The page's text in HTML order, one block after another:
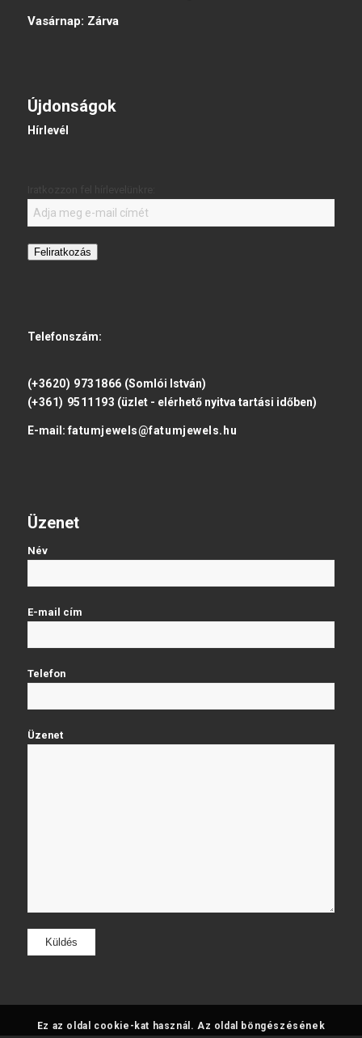
Vasárnap: Zárva
Újdonságok
Hírlevél
Feliratkozás
Telefonszám:
(+3620) 9731866 (Somlói István)
(+361) 9511193 (üzlet - elérhető nyitva tartási időben)
E-mail: fatumjewels@fatumjewels.hu
Üzenet
Név
E-mail cím
Telefon
Üzenet
Ez az oldal cookie-kat használ. Az oldal böngészésének